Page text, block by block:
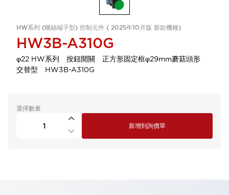
HW系列 (螺絲端子型) 控制元件 ( 2025年10月版 新款機種)
HW3B-A310G
φ22 HW系列 按鈕開關 正方形固定框φ29mm蘑菇頭形
交替型 HW3B-A310G
選擇數量
新增到詢價單